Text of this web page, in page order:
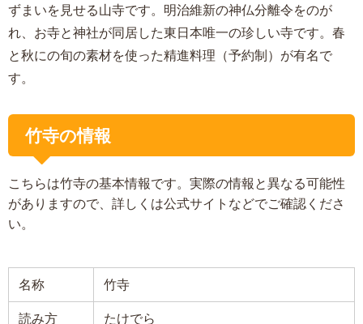
ずまいを見せる山寺です。明治維新の神仏分離令をのが
れ、お寺と神社が同居した東日本唯一の珍しい寺です。春
と秋にの旬の素材を使った精進料理（予約制）が有名で
す。
竹寺の情報
こちらは竹寺の基本情報です。実際の情報と異なる可能性
がありますので、詳しくは公式サイトなどでご確認くださ
い。
名称 竹寺
読み方 たけでら